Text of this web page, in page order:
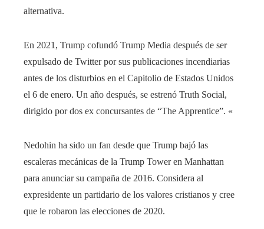
alternativa.
En 2021, Trump cofundó Trump Media después de ser
expulsado de Twitter por sus publicaciones incendiarias
antes de los disturbios en el Capitolio de Estados Unidos
el 6 de enero. Un año después, se estrenó Truth Social,
dirigido por dos ex concursantes de “The Apprentice”. «
Nedohin ha sido un fan desde que Trump bajó las
escaleras mecánicas de la Trump Tower en Manhattan
para anunciar su campaña de 2016. Considera al
expresidente un partidario de los valores cristianos y cree
que le robaron las elecciones de 2020.